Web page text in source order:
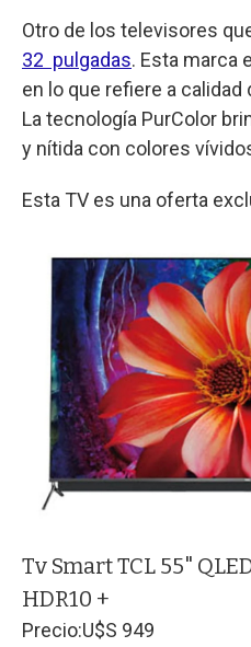
Otro de los televisores
32 pulgadas. Esta marca
en lo que refiere a calidad
La tecnología PurColor
y nítida con colores
Esta TV es una oferta
Tv Smart TCL 55"
HDR10 +
Precio:U$S 949